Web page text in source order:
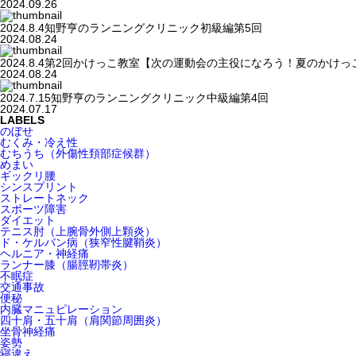
2024.09.26
2024.8.4知野亨のランニングクリニック初級編第5回
2024.08.24
2024.8.4第2回かけっこ教室【次の運動会の主役になろう！夏のかけっ
2024.08.24
2024.7.15知野亨のランニングクリニック中級編第4回
2024.07.17
LABELS
のぼせ
むくみ・冷え性
むちうち（外傷性頚部症候群）
めまい
ギックリ腰
シンスプリント
ストレートネック
スポーツ障害
ダイエット
テニス肘（上腕骨外側上顆炎）
ド・ケルバン病（狭窄性腱鞘炎）
ヘルニア・神経痛
ランナー膝（腸脛靭帯炎）
不眠症
交通事故
便秘
内臓マニュピレーション
四十肩・五十肩（肩関節周囲炎）
坐骨神経痛
姿勢